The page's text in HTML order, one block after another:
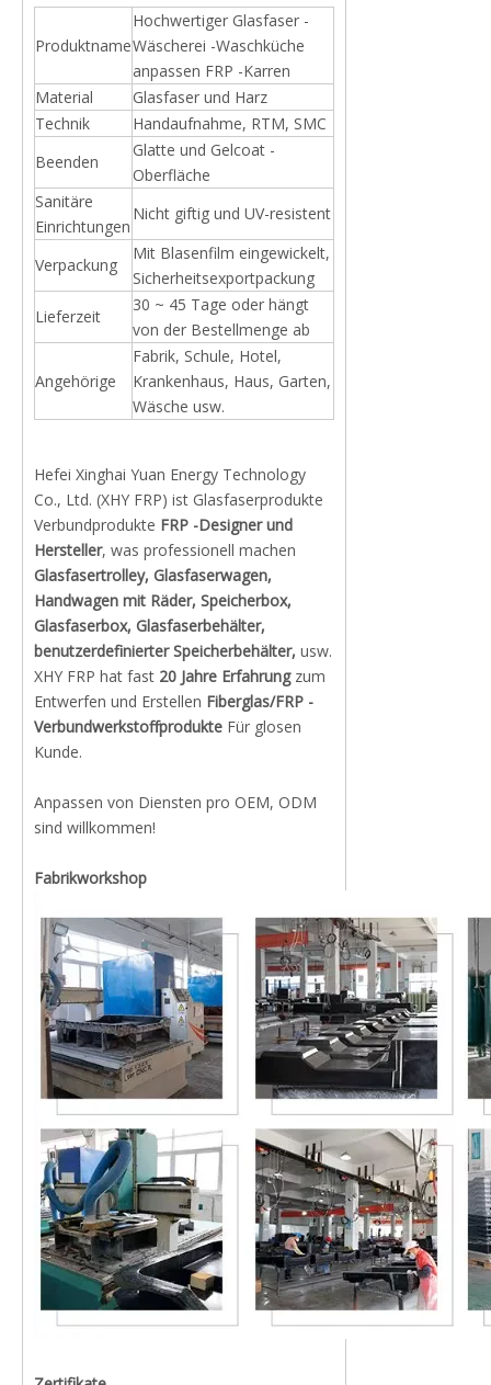
Produktname
Hochwertiger Glasfaser -
Wäscherei -Waschküche
anpassen FRP -Karren
Material
Glasfaser und Harz
Technik
Handaufnahme, RTM, SMC
Beenden
Glatte und Gelcoat -
Oberfläche
Sanitäre
Einrichtungen
Nicht giftig und UV-resistent
Verpackung
Mit Blasenfilm eingewickelt,
Sicherheitsexportpackung
Lieferzeit
30 ~ 45 Tage oder hängt
von der Bestellmenge ab
Angehörige
Fabrik, Schule, Hotel,
Krankenhaus, Haus, Garten,
Wäsche usw.
Hefei Xinghai Yuan Energy Technology
Co., Ltd. (XHY FRP) ist Glasfaserprodukte
Verbundprodukte FRP -Designer und
Hersteller, was professionell machen
Glasfasertrolley, Glasfaserwagen,
Handwagen mit Räder, Speicherbox,
Glasfaserbox, Glasfaserbehälter,
benutzerdefinierter Speicherbehälter, usw.
XHY FRP hat fast 20 Jahre Erfahrungzum
Entwerfen und Erstellen Fiberglas/FRP -
Verbundwerkstoffprodukte Für glosen
Kunde.
Anpassen von Diensten pro OEM, ODM
sind willkommen!
Fabrikworkshop